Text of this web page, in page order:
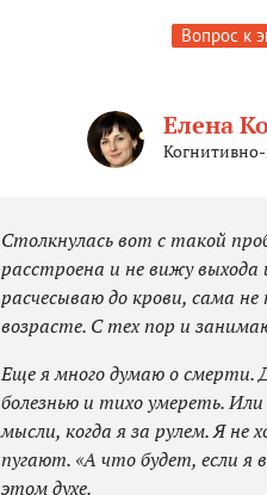
Вопрос к
Елена
Столкнулась вот с такой
расстроена и не вижу
расчесываю до крови, сама
возрасте. С тех пор и
Еще я много думаю о смерти.
болезнью и тихо умереть.
мысли, когда я за рулем. Я не
пугают. «А что будет, если я
этом духе.